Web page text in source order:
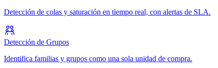
Detección de colas y saturación en tiempo real, con alertas de SLA.
Detección de Grupos
Identifica familias y grupos como una sola unidad de compra.